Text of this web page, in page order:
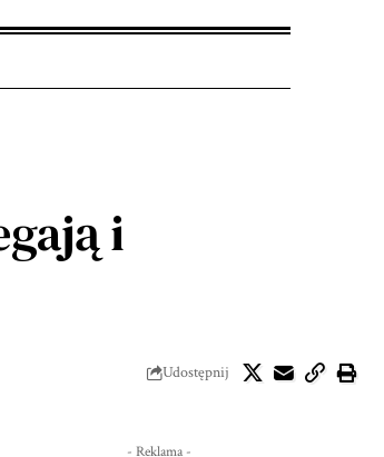
i
Udostępnij
- Reklama -